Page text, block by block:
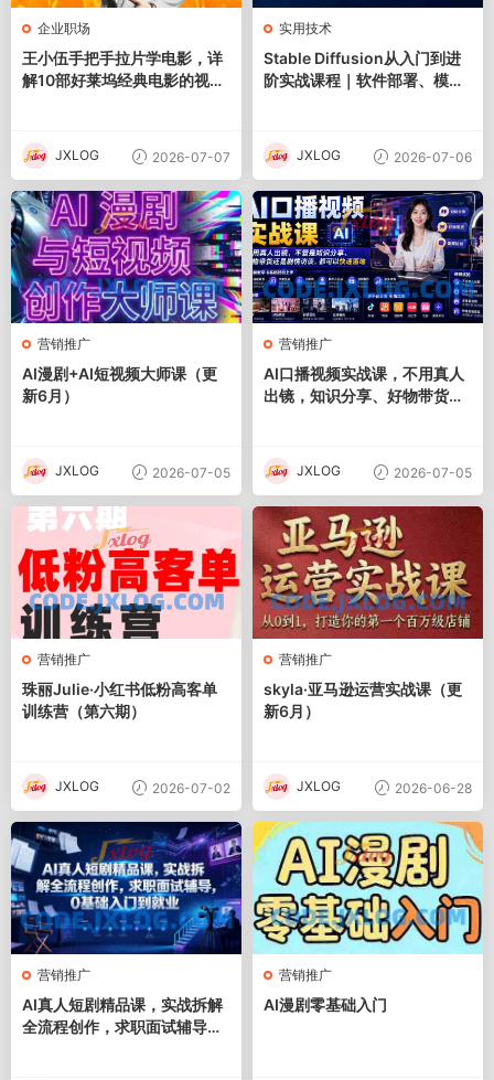
企业职场
王小伍手把手拉片学电影，详
解10部好莱坞经典电影的视听
JXLOG 2026-07-07
实用技术
Stable Diffusion从入门到进
阶实战课程｜软件部署、模型
JXLOG 2026-07-06
营销推广
AI漫剧+AI短视频大师课（更
新6月）
JXLOG 2026-07-05
营销推广
AI口播视频实战课，不用真人
出镜，知识分享、好物带货剧
JXLOG 2026-07-05
营销推广
珠丽Julie·小红书低粉高客单
训练营（第六期）
JXLOG 2026-07-02
营销推广
skyla·亚马逊运营实战课（更
新6月）
JXLOG 2026-06-28
营销推广
AI真人短剧精品课，实战拆解
全流程创作，求职面试辅导，
营销推广
AI漫剧零基础入门